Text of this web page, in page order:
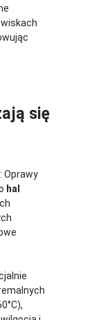
się
: Oprawy
hal